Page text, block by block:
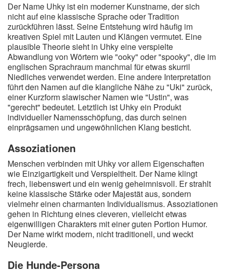
Süße Hundenamen
Hundenamen von A-Z:
A
B C D E F G
J
K L M N O P Q
S
T U V W X Y Z
Suche
Der Name Uhky ist ein moderner Kunstname, der sich
nicht auf eine klassische Sprache oder Tradition
zurückführen lässt. Seine Entstehung wird häufig im
kreativen Spiel mit Lauten und Klängen vermutet. Eine
plausible Theorie sieht in Uhky eine verspielte
Abwandlung von Wörtern wie "ooky" oder "spooky", die im
englischen Sprachraum manchmal für etwas skurril
Niedliches verwendet werden. Eine andere Interpretation
führt den Namen auf die klangliche Nähe zu "Uki" zurück,
einer Kurzform slawischer Namen wie "Ustin", was
"gerecht" bedeutet. Letztlich ist Uhky ein Produkt
individueller Namensschöpfung, das durch seinen
einprägsamen und ungewöhnlichen Klang besticht.
Assoziationen
Menschen verbinden mit Uhky vor allem Eigenschaften
wie Einzigartigkeit und Verspieltheit. Der Name klingt
frech, liebenswert und ein wenig geheimnisvoll. Er strahlt
keine klassische Stärke oder Majestät aus, sondern
vielmehr einen charmanten Individualismus. Assoziationen
gehen in Richtung eines cleveren, vielleicht etwas
eigenwilligen Charakters mit einer guten Portion Humor.
Der Name wirkt modern, nicht traditionell, und weckt
Neugierde.
Die Hunde-Persona